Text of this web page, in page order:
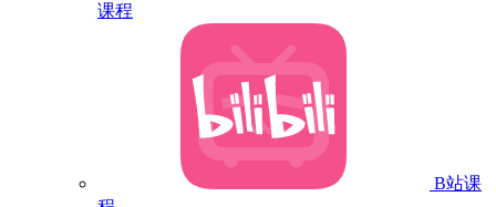
课程
B站课